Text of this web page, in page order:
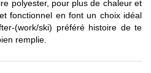
polyester, pour plus de chaleur et
fonctionnel en font un choix idéal
(work/ski) préféré histoire de te
remplie.